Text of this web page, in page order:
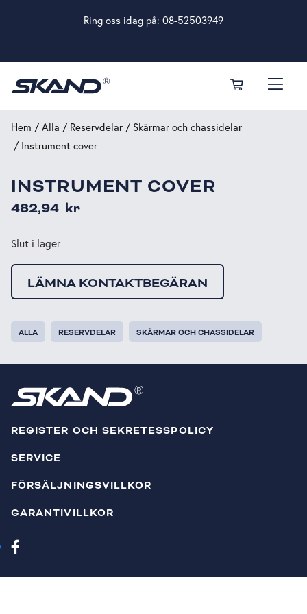
Ring oss idag på: 08-52503949
Hem /Alla / Reservdelar / Skärmar och chassidelar
/ Instrument cover
INSTRUMENT COVER
482,94 kr
Slut i lager
LÄMNA KONTAKTBEGÄRAN
ALLA RESERVDELAR SKÄRMAR OCH CHASSIDELAR
REGISTER OCH SEKRETESSPOLICY
SERVICE
FÖRSÄLJNINGSVILLKOR
GARANTIVILLKOR